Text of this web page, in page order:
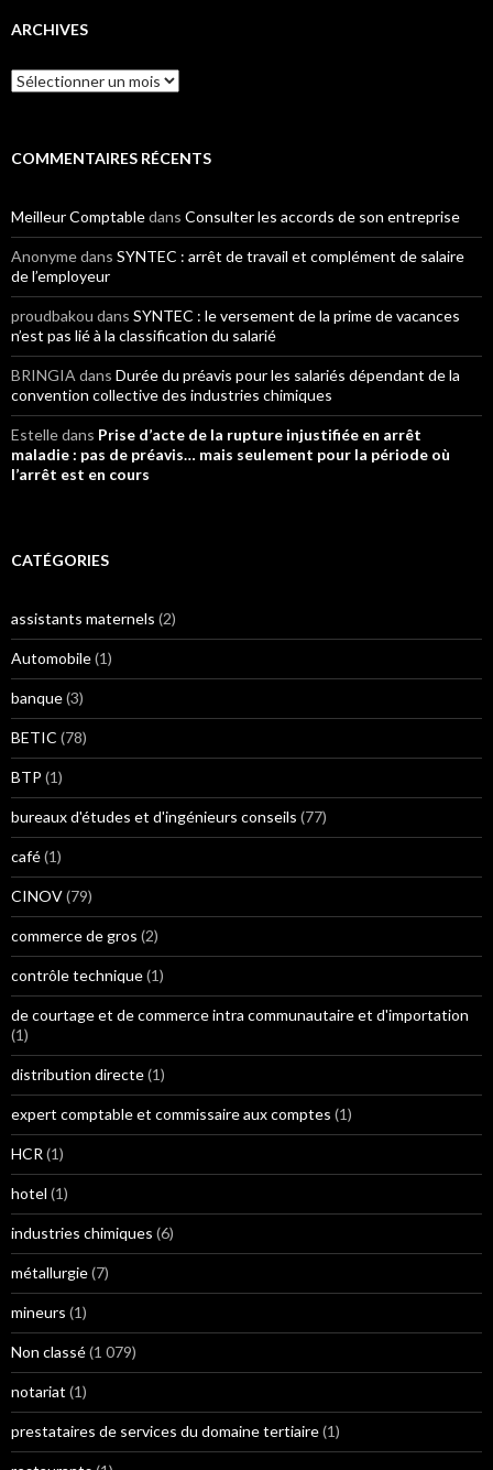
ARCHIVES
Archives
COMMENTAIRES RÉCENTS
Meilleur Comptabledans Consulter les accords de son entreprise
Anonymedans SYNTEC : arrêt de travail et complément de salaire
de l’employeur
proudbakou dans SYNTEC : le versement de la prime de vacances
n’est pas lié à la classification du salarié
BRINGIA dans Durée du préavis pour les salariés dépendant de la
convention collective des industries chimiques
Estelledans Prise d’acte de la rupture injustifiée en arrêt
maladie : pas de préavis… mais seulement pour la période où
l’arrêt est en cours
CATÉGORIES
assistants maternels (2)
Automobile(1)
banque(3)
BETIC (78)
BTP (1)
bureaux d'études et d'ingénieurs conseils (77)
café(1)
CINOV(79)
commerce de gros (2)
contrôle technique(1)
de courtage et de commerce intra communautaire et d'importation
(1)
distribution directe(1)
expert comptable et commissaire aux comptes (1)
HCR (1)
hotel (1)
industries chimiques (6)
métallurgie(7)
mineurs (1)
Non classé(1 079)
notariat (1)
prestataires de services du domaine tertiaire(1)